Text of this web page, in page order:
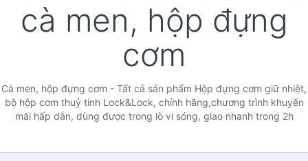
cà men, hộp đựng
cơm
Cà men, hộp đựng cơm - Tất cả sản phẩm Hộp đựng cơm giữ nhiệt,
bộ hộp cơm thuỷ tinh Lock&Lock, chính hãng,chương trình khuyến
mãi hấp dẫn, dùng được trong lò vi sóng, giao nhanh trong 2h